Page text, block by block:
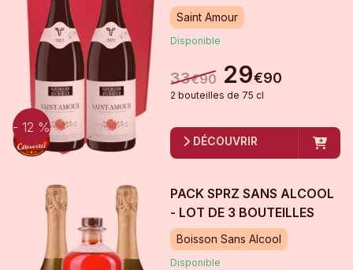
- 12 %
Saint Amour
Disponible
33€90 29€90
2 bouteilles de 75 cl
DÉCOUVRIR
PACK SPRZ SANS ALCOOL
- LOT DE 3 BOUTEILLES
Boisson Sans Alcool
Disponible